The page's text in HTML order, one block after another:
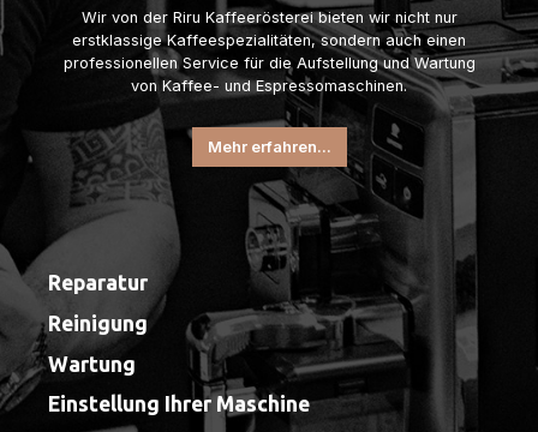
Wir von der Riru Kaffeerösterei bieten wir nicht nur
erstklassige Kaffeespezialitäten, sondern auch einen
professionellen Service für die Aufstellung und Wartung
von Kaffee- und Espressomaschinen.
Mehr erfahren...
Reparatur
Reinigung
Wartung
Einstellung Ihrer Maschine